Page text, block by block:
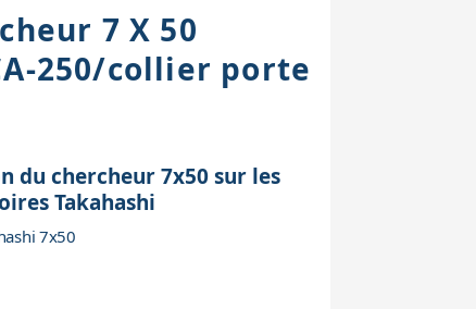
7 X 50
250/collier porte
du chercheur 7x50 sur les
Takahashi
7x50